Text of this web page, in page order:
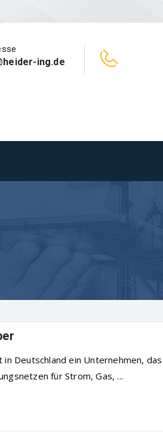
ing.de
Deutschland ein Unternehmen,
für Strom, Gas, ...